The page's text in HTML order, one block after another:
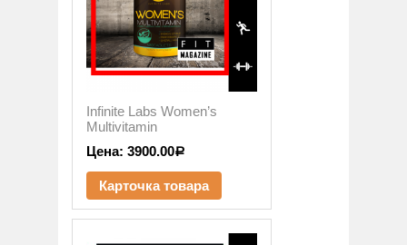
Infinite Labs Women’s
Multivitamin
Цена: 3900.00Р
Карточка товара